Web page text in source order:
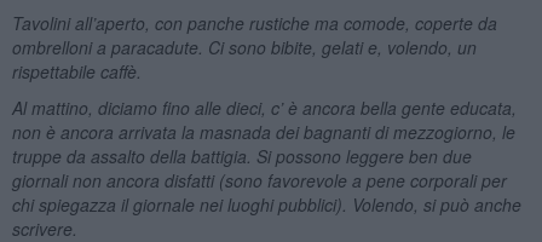
Tavolini all’aperto, con panche rustiche ma comode, coperte da
ombrelloni a paracadute. Ci sono bibite, gelati e, volendo, un
rispettabile caffè.
Al mattino, diciamo fino alle dieci, c’ è ancora bella gente educata,
non è ancora arrivata la masnada dei bagnanti di mezzogiorno, le
truppe da assalto della battigia. Si possono leggere ben due
giornali non ancora disfatti (sono favorevole a pene corporali per
chi spiegazza il giornale nei luoghi pubblici). Volendo, si può anche
scrivere.